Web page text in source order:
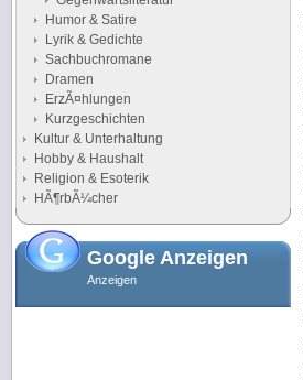
Humor & Satire
Lyrik & Gedichte
Sachbuchromane
Dramen
ErzÃ¤hlungen
Kurzgeschichten
Kultur & Unterhaltung
Hobby & Haushalt
Religion & Esoterik
HÃ¶rbÃ¼cher
Google Anzeigen
Anzeigen